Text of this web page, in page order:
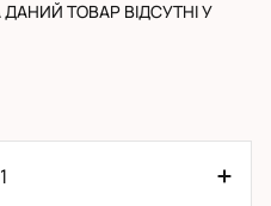
ТОВАР ВІДСУТНІ У